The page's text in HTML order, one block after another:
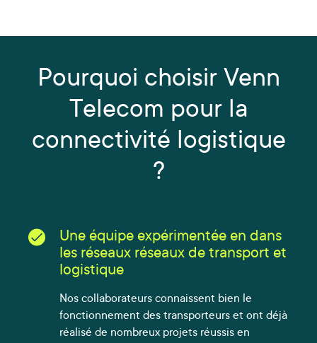
Pourquoi choisir Venn
Telecom pour la
connectivité logistique
?
Une équipe expérimentée en dans
les réseaux réseaux de transport et
logistique
Nos collaborateurs connaissent bien le
fonctionnement des transporteurs et ont déjà
réalisé de nombreux projets réussis en